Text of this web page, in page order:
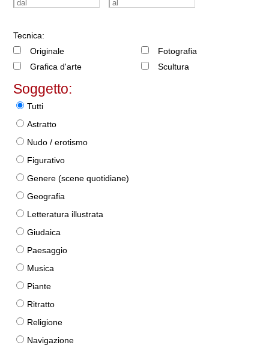
Tecnica:
Originale
Grafica d'arte
Fotografia
Scultura
Soggetto:
Tutti
Astratto
Nudo / erotismo
Figurativo
Genere (scene quotidiane)
Geografia
Letteratura illustrata
Giudaica
Paesaggio
Musica
Piante
Ritratto
Religione
Navigazione